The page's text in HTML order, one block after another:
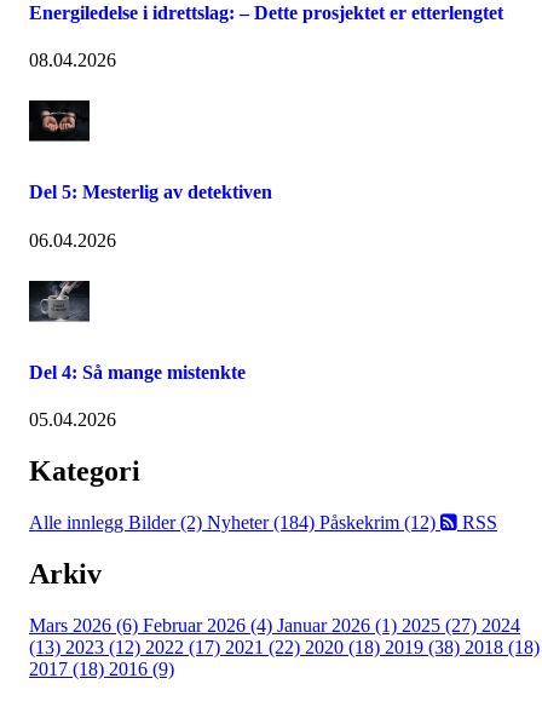
Energiledelse i idrettslag: – Dette prosjektet er etterlengtet
08.04.2026
Del 5: Mesterlig av detektiven
06.04.2026
Del 4: Så mange mistenkte
05.04.2026
Kategori
Alle innlegg Bilder (2) Nyheter (184) Påskekrim (12) RSS
Arkiv
Mars 2026 (6) Februar 2026 (4) Januar 2026 (1) 2025 (27) 2024
(13) 2023 (12) 2022 (17) 2021 (22) 2020 (18) 2019 (38) 2018 (18)
2017 (18) 2016 (9)